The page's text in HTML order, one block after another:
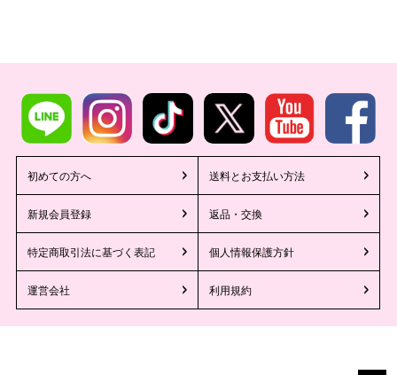
初めての方へ 送料とお支払い方法
新規会員登録 返品・交換
特定商取引法に基づく表記 個人情報保護方針
運営会社 利用規約